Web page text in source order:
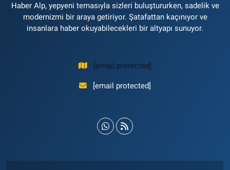
Haber Alp, yepyeni temasıyla sizleri buluştururken, sadelik ve
modernizmi bir araya getiriyor. Şatafattan kaçınıyor ve
insanlara haber okuyabilecekleri bir altyapı sunuyor.
[email protected]
[email protected]